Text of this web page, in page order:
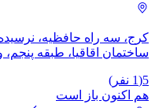
کرج، سه راه حافظیه،
ساختمان اقاقیا، طبقه پنجم،
5
(
1 نفر)
هم اکنون باز است